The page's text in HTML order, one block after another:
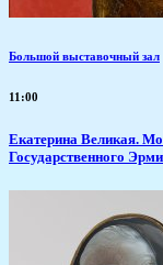
Большой выставочный зал
11:00
​Екатерина Великая.
Государственного